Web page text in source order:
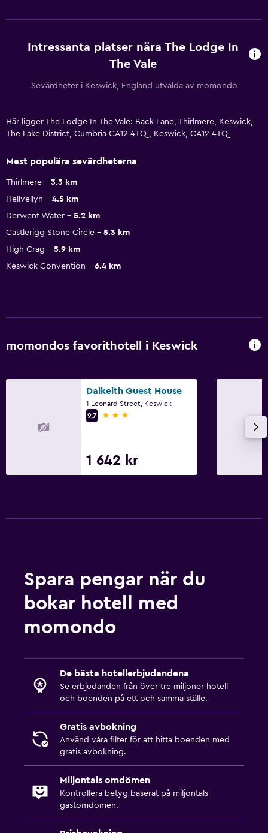
Intressanta platser nära The Lodge In
The Vale
Sevärdheter i Keswick, England utvalda av momondo
Här ligger The Lodge In The Vale: Back Lane, Thirlmere, Keswick,
The Lake District, Cumbria CA12 4TQ, Keswick, CA12 4TQ
Mest populära sevärdheterna
Thirlmere
3.3 km
Hellvellyn
4.5 km
Derwent Water
5.2 km
Castlerigg Stone Circle
5.3 km
High Crag
5.9 km
Keswick Convention
6.4 km
momondos favorithotell i Keswick
Dalkeith Guest House
1 Leonard Street, Keswick
9,7
3 stjärnor
1 642 kr
Spara pengar när du
bokar hotell med
momondo
De bästa hotellerbjudandena
Se erbjudanden från över tre miljoner hotell
och boenden på ett och samma ställe.
Gratis avbokning
Använd våra filter för att hitta boenden med
gratis avbokning.
Miljontals omdömen
Kontrollera betyg baserat på miljontals
gästomdömen.